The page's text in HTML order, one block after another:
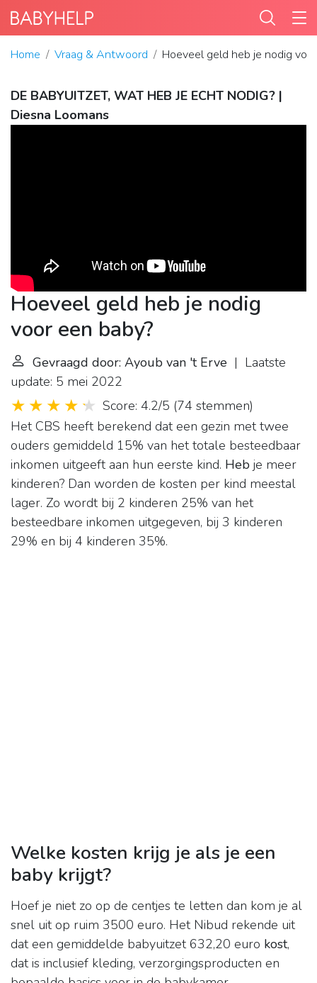
Home Vraag & Antwoord Hoeveel geld heb je nodig
DE BABYUITZET, WAT HEB JE ECHT NODIG? |
Diesna Loomans
Hoeveel geld heb je nodig
voor een baby?
Gevraagd door: Ayoub van 't Erve | Laatste
update: 5 mei 2022
Score: 4.2/5 (74 stemmen)
Het CBS heeft berekend dat een gezin met twee
ouders gemiddeld 15% van het totale besteedbaar
inkomen uitgeeft aan hun eerste kind. Heb je meer
kinderen? Dan worden de kosten per kind meestal
lager. Zo wordt bij 2 kinderen 25% van het
besteedbare inkomen uitgegeven, bij 3 kinderen
29% en bij 4 kinderen 35%.
Welke kosten krijg je als je een
baby krijgt?
Hoef je niet zo op de centjes te letten dan kom je al
snel uit op ruim 3500 euro. Het Nibud rekende uit
dat een gemiddelde babyuitzet 632,20 euro kost,
dat is inclusief kleding, verzorgingsproducten en